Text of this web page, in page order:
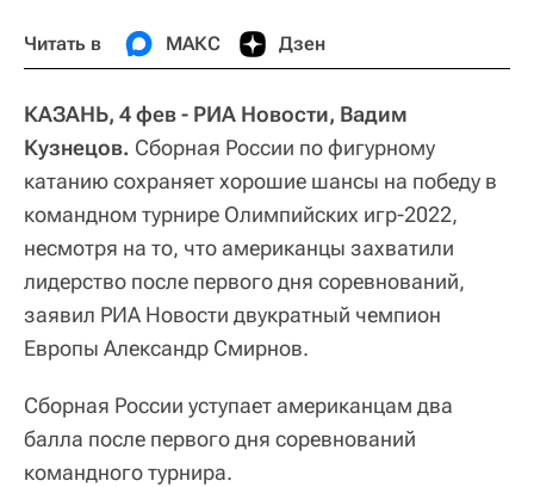
Читать в МАКС Дзен
КАЗАНЬ, 4 фев - РИА Новости, Вадим
Кузнецов. Сборная России по фигурному
катанию сохраняет хорошие шансы на победу в
командном турнире Олимпийских игр-2022,
несмотря на то, что американцы захватили
лидерство после первого дня соревнований,
заявил РИА Новости двукратный чемпион
Европы Александр Смирнов.
Сборная России уступает американцам два
балла после первого дня соревнований
командного турнира.